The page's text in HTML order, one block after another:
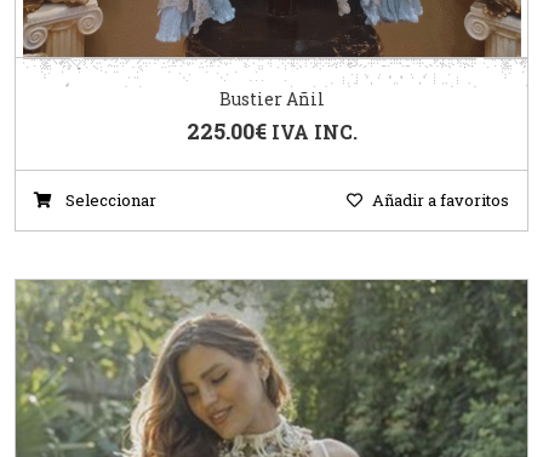
Bustier Añil
225.00€ IVA INC.
Seleccionar Añadir a favoritos